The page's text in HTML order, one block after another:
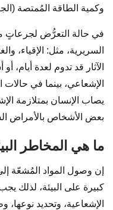
وكمية الطاقة المُمتصة
في حالة التعرُّض لجرعاتٍ
السريرية، مثل: الإقياء،
الآثار قد تدوم لعدة
الإشعاعي، بينما في
يصاب الإنسان بمتلازمة
بعض الأشخاص بالأمراض
ما هي المخاطر
إن وصول المواد المُشعّة إلى
كبيرة على البيئة، لذلك
الإشعاعية، وتحديد نوعها،